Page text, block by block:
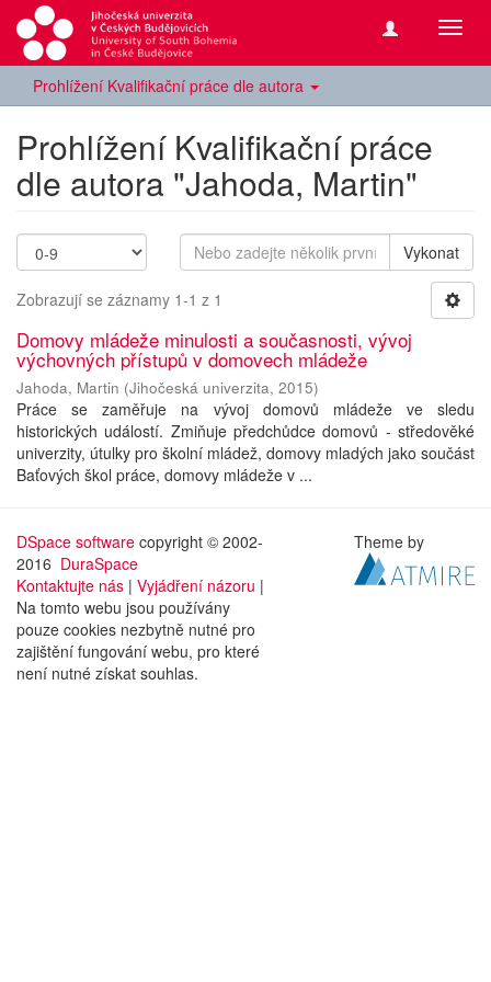
Prohlížení Kvalifikační práce dle autora
Prohlížení Kvalifikační práce
dle autora "Jahoda, Martin"
Vykonat
Zobrazují se záznamy 1-1 z 1
Domovy mládeže minulosti a současnosti, vývoj
výchovných přístupů v domovech mládeže
Jahoda, Martin (Jihočeská univerzita, 2015)
Práce se zaměřuje na vývoj domovů mládeže ve sledu
historických událostí. Zmiňuje předchůdce domovů - středověké
univerzity, útulky pro školní mládež, domovy mladých jako součást
Baťových škol práce, domovy mládeže v ...
DSpace software copyright © 2002-
2016 DuraSpace
Kontaktujte nás | Vyjádření názoru |
Na tomto webu jsou používány
pouze cookies nezbytně nutné pro
zajištění fungování webu, pro které
není nutné získat souhlas.
Theme by